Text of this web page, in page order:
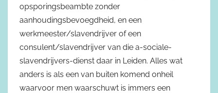
opsporingsbeambte zonder
aanhoudingsbevoegdheid, en een
werkmeester/slavendrijver of een
consulent/slavendrijver van die a-sociale-
slavendrijvers-dienst daar in Leiden. Alles wat
anders is als een van buiten komend onheil
waarvoor men waarschuwt is immers een